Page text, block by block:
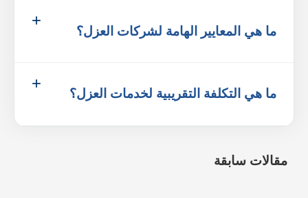
ما هي المعايير الهامة لشركات العزل؟
ما هي التكلفة التقريبية لخدمات العزل؟
مقالات سابقة